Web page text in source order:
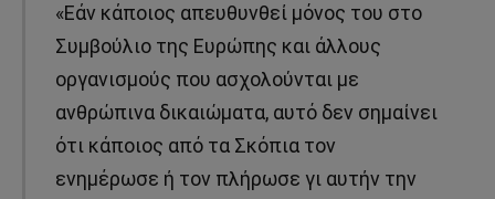
«Εάν κάποιος απευθυνθεί μόνος του στο
Συμβούλιο της Ευρώπης και άλλους
οργανισμούς που ασχολούνται με
ανθρώπινα δικαιώματα, αυτό δεν σημαίνει
ότι κάποιος από τα Σκόπια τον
ενημέρωσε ή τον πλήρωσε γι αυτήν την